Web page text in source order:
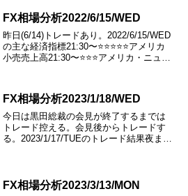
FX相場分析2022/6/15/WED
昨日(6/14)トレードあり。2022/6/15/WED
の主な経済指標21:30〜⭐️⭐️⭐️⭐️⭐️アメリカ
小売売上高21:30〜⭐️⭐️⭐️アメリカ・ニュー
FX相場分析2023/1/18/WED
今日は黒田総裁の会見が終了するまでは
トレード控える。会見後からトレードす
る。2023/1/17/TUEのトレード結果夜まで
FX相場分析2023/3/13/MON